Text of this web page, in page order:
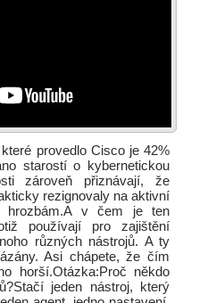
provedlo Cisco je 42%
starostí o kybernetickou
zároveň přiznávají, že
rezignovaly na aktivní
hrozbám.A v čem je ten
používají pro zajištění
různých nástrojů. A ty
Asi chápete, že čím
horší.Otázka:Proč někdo
jeden nástroj, který